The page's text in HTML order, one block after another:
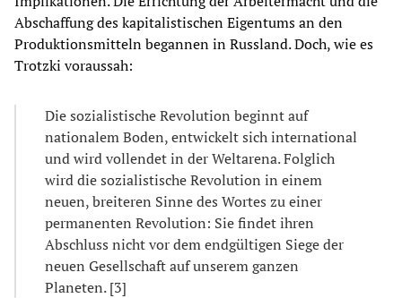
Abschaffung des kapitalistischen Eigentums an den
Produktionsmitteln begannen in Russland. Doch, wie es
Trotzki voraussah:
Die sozialistische Revolution beginnt auf
nationalem Boden, entwickelt sich international
und wird vollendet in der Weltarena. Folglich
wird die sozialistische Revolution in einem
neuen, breiteren Sinne des Wortes zu einer
permanenten Revolution: Sie findet ihren
Abschluss nicht vor dem endgültigen Siege der
neuen Gesellschaft auf unserem ganzen
Planeten. [3]